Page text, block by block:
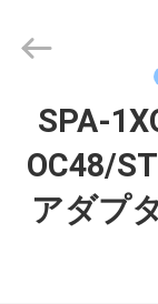
へ
LonRise
Equipment
SPA-
OC48/
アダプ